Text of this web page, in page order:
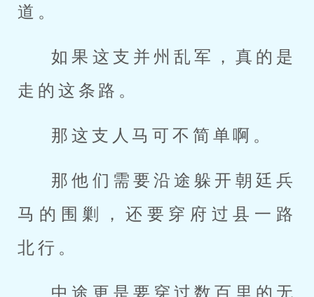
道。
如果这支并州乱军，真的是
走的这条路。
那这支人马可不简单啊。
那他们需要沿途躲开朝廷兵
马的围剿，还要穿府过县一路
北行。
中途更是要穿过数百里的无